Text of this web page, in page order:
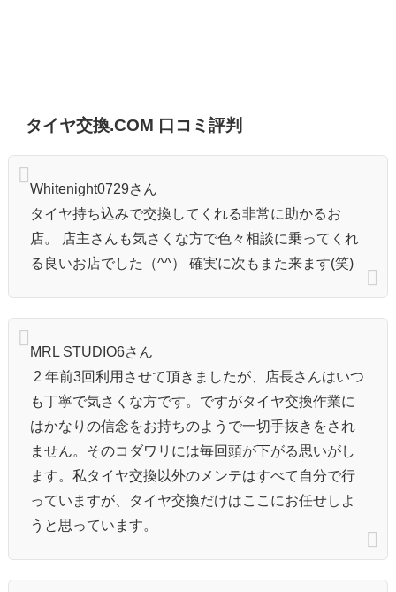
タイヤ交換.COM 口コミ評判
Whitenight0729さん
タイヤ持ち込みで交換してくれる非常に助かるお
店。 店主さんも気さくな方で色々相談に乗ってくれ
る良いお店でした（^^） 確実に次もまた来ます(笑)
MRL STUDIO6さん
2 年前3回利用させて頂きましたが、店長さんはいつ
も丁寧で気さくな方です。ですがタイヤ交換作業に
はかなりの信念をお持ちのようで一切手抜きをされ
ません。そのコダワリには毎回頭が下がる思いがし
ます。私タイヤ交換以外のメンテはすべて自分で行
っていますが、タイヤ交換だけはここにお任せしよ
うと思っています。